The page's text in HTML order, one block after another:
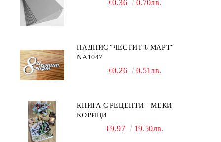
€0.36 0.70лв.
НАДПИС "ЧЕСТИТ 8 МАРТ"
NA1047
€0.26 0.51лв.
КНИГА С РЕЦЕПТИ - МЕКИ
КОРИЦИ
€9.97 19.50лв.